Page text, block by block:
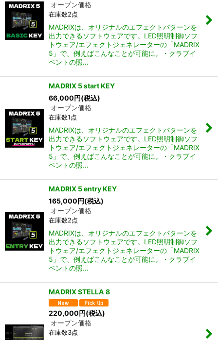
オープン価格
在庫数2点
MADRIXは、オリジナルのエフェクトパターンを
出力できるソフトウェアです。LED照明制御ソフ
トウェア/エフェクトジェネレーターの「MADRIX
5」で、例えばこんなことが可能に。・クラブイ
ベントの照…
MADRIX 5 start KEY
66,000円(税込)
オープン価格
在庫数1点
MADRIXは、オリジナルのエフェクトパターンを
出力できるソフトウェアです。LED照明制御ソフ
トウェア/エフェクトジェネレーターの「MADRIX
5」で、例えばこんなことが可能に。・クラブイ
ベントの照…
MADRIX 5 entry KEY
165,000円(税込)
オープン価格
在庫数2点
MADRIXは、オリジナルのエフェクトパターンを
出力できるソフトウェアです。LED照明制御ソフ
トウェア/エフェクトジェネレーターの「MADRIX
5」で、例えばこんなことが可能に。・クラブイ
ベントの照…
MADRIX STELLA 8
220,000円(税込)
オープン価格
在庫数3点